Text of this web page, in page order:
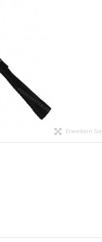
Erweitern Sie